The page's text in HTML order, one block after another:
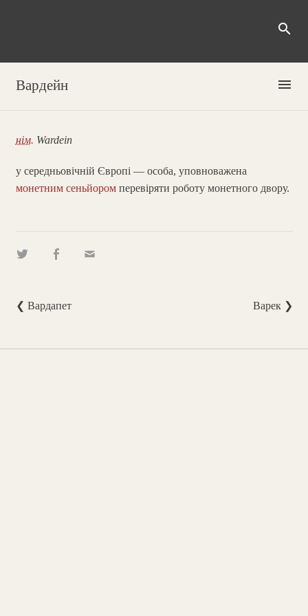
search
Вардейн menu
нім. Wardein
у середньовічній Європі — особа, уповноважена
монетним сеньйоромперевіряти роботу монетного двору.
❮ Вардапет Варек ❯